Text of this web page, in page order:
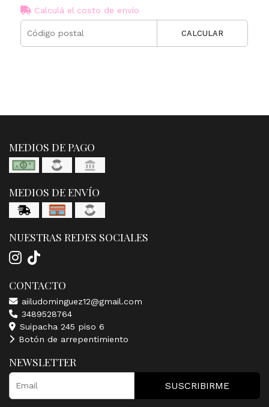
Calculá el costo de envío
CALCULAR
MEDIOS DE PAGO
MEDIOS DE ENVÍO
NUESTRAS REDES SOCIALES
CONTACTO
aiiludominguez12@gmail.com
3489528764
Suipacha 245 piso 6
Botón de arrepentimiento
NEWSLETTER
SUSCRIBIRME